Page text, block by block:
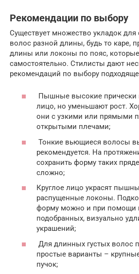
Рекомендации по выбору
Существует множество укладок
волос разной длины, будь то каре,
длины или локоны по пояс, которые
самостоятельно. Стилисты дают
рекомендаций по выбору
Пышные высокие прически
лицо, но уменьшают рост.
они с узкими или прямыми
открытыми плечами;
Тонкие вьющиеся волосы
рекомендуется. На
сохранить форму таких
сложно;
Круглое лицо украсят
распущенные локоны.
форму можно и при помощи
подобранных, визуально
украшений;
Для длинных густых волос
простые варианты –
пучок;